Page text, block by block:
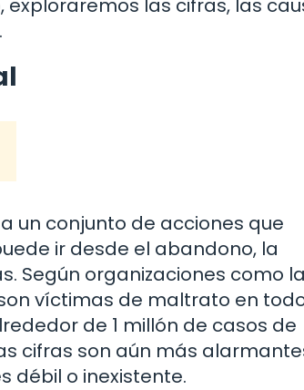
las cifras, las
un conjunto de acciones que
ir desde el abandono, la
Según organizaciones como la
víctimas de maltrato en
de 1 millón de casos de
cifras son aún más
débil o inexistente.